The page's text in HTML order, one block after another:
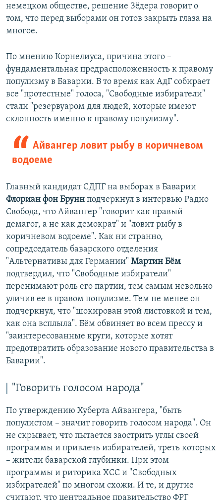
немецком обществе, решение Зёдера говорит о
том, что перед выборами он готов закрыть глаза на
многое.
По мнению Корнелиуса, причина этого –
фундаментальная предрасположенность к правому
популизму в Баварии. В то время как АдГ собирает
все "протестные" голоса, "Свободные избиратели"
стали "резервуаром для людей, которые имеют
склонность именно к правому популизму".
Айвангер ловит рыбу в коричневом
водоеме
Главный кандидат СДПГ на выборах в Баварии
Флориан фон Брунн подчеркнул в интервью Радио
Свобода, что Айвангер "говорит как правый
демагог, а не как демократ" и "ловит рыбу в
коричневом водоеме". Как ни странно,
сопредседатель баварского отделения
"Альтернативы для Германии" Мартин Бём
подтвердил, что "Свободные избиратели"
перенимают роль его партии, тем самым невольно
уличив ее в правом популизме. Тем не менее он
подчеркнул, что "шокирован этой листовкой и тем,
как она всплыла". Бём обвиняет во всем прессу и
"заинтересованные круги, которые хотят
предотвратить образование нового правительства в
Баварии".
"Говорить голосом народа"
По утверждению Хуберта Айвангера, "быть
популистом – значит говорить голосом народа". Он
не скрывает, что пытается заострить углы своей
программы и привлечь избирателей, треть которых
– жители баварской глубинки. При этом
программы и риторика ХСС и "Свободных
избирателей" по многом схожи. И те, и другие
считают, что центральное правительство ФРГ